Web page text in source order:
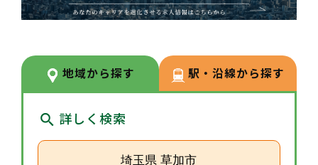
地域から探す 駅・沿線から探す
詳しく検索
埼玉県 草加市